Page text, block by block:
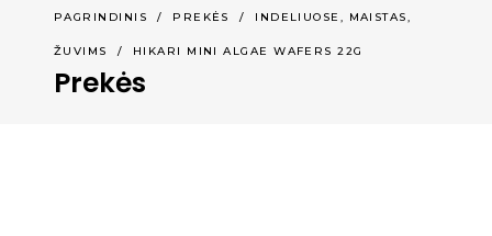
PAGRINDINIS / PREKĖS / INDELIUOSE , MAISTAS,
ŽUVIMS / HIKARI MINI ALGAE WAFERS 22G
Prekės